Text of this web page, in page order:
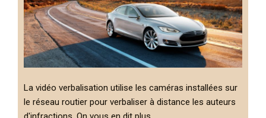
La vidéo verbalisation utilise les caméras installées sur
le réseau routier pour verbaliser à distance les auteurs